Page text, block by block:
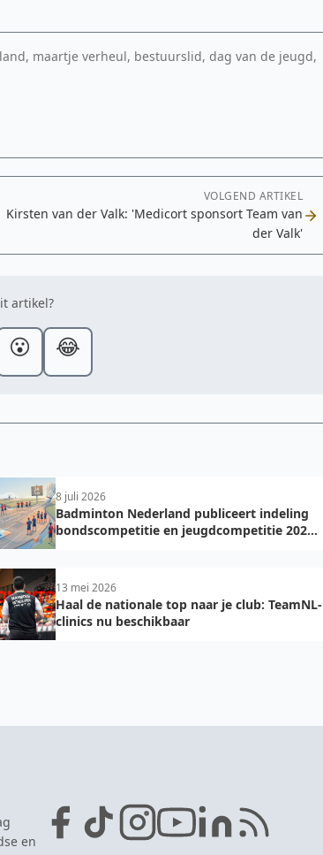
maartje verheul, bestuurslid, dag van de jeugd,
VOLGEND ARTIKEL
Kirsten van der Valk: 'Medicort sponsort Team van
der Valk'
artikel?
😮 😂
8 juli 2026
Badminton Nederland publiceert indeling
bondscompetitie en jeugdcompetitie 2026-
13 mei 2026
Haal de nationale top naar je club: TeamNL-
clinics nu beschikbaar
en